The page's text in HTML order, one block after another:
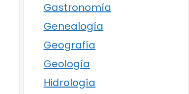
Gastronomía
Genealogía
Geografía
Geología
Hidrología